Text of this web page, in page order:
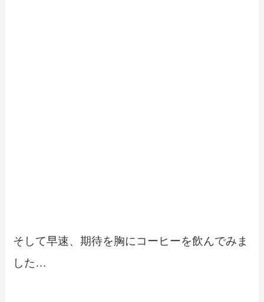
そして早速、期待を胸にコーヒーを飲んでみま
した…